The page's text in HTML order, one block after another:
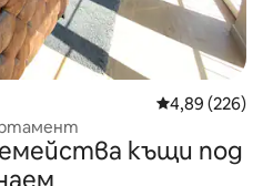
Средна
4,89 (226)
къщи под